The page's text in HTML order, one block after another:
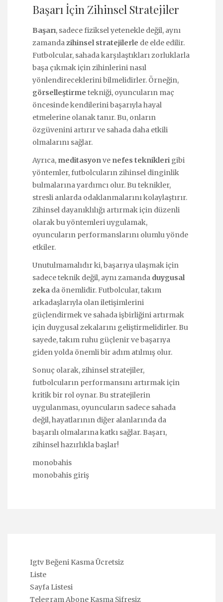
Başarı İçin Zihinsel Stratejiler
Başarı, sadece fiziksel yetenekle değil, aynı
zamandazihinsel stratejilerle de elde edilir.
Futbolcular, sahada karşılaştıkları zorluklarla
başa çıkmak için zihinlerini nasıl
yönlendireceklerini bilmelidirler. Örneğin,
görselleştirme tekniği, oyuncuların maç
öncesinde kendilerini başarıyla hayal
etmelerine olanak tanır. Bu, onların
özgüvenini artırır ve sahada daha etkili
olmalarını sağlar.
Ayrıca, meditasyonve nefes teknikleri gibi
yöntemler, futbolcuların zihinsel dinginlik
bulmalarına yardımcı olur. Bu teknikler,
stresli anlarda odaklanmalarını kolaylaştırır.
Zihinsel dayanıklılığı artırmak için düzenli
olarak bu yöntemleri uygulamak,
oyuncuların performanslarını olumlu yönde
etkiler.
Unutulmamalıdır ki, başarıya ulaşmak için
sadece teknik değil, aynı zamanda duygusal
zeka da önemlidir. Futbolcular, takım
arkadaşlarıyla olan iletişimlerini
güçlendirmek ve sahada işbirliğini artırmak
için duygusal zekalarını geliştirmelidirler. Bu
sayede, takım ruhu güçlenir ve başarıya
giden yolda önemli bir adım atılmış olur.
Sonuç olarak, zihinsel stratejiler,
futbolcuların performansını artırmak için
kritik bir rol oynar. Bu stratejilerin
uygulanması, oyuncuların sadece sahada
değil, hayatlarının diğer alanlarında da
başarılı olmalarına katkı sağlar. Başarı,
zihinsel hazırlıkla başlar!
monobahis
monobahis giriş
Igtv Beğeni Kasma Ücretsiz
Liste
Sayfa Listesi
Telegram Abone Kasma Şifresiz